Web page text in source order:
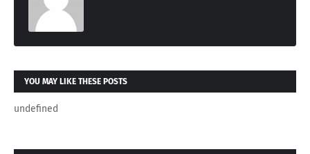
YOU MAY LIKE THESE POSTS
undefined